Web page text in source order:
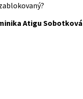
Atigu Sobotková